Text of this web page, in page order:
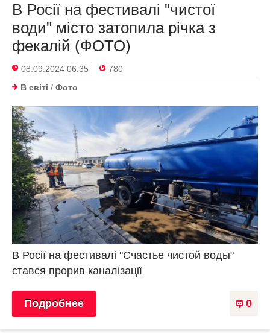
В Росії на фестивалі "чистої
води" місто затопила річка з
фекалій (ФОТО)
08.09.2024 06:35
780
В світі / Фото
В Росії на фестивалі "Счастье чистой воды"
стався прорив каналізації
0
Подробнее